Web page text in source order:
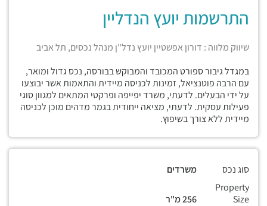
התרשמות יועץ הנדליין
שיווק מלווה : דורון אפשטיין יועץ נדל"ן מנהל נכסים, תל אביב
במגדל גיבור ספורט המכובד והמבוקש בבורסה, נכס גדול ומואר,
עם הרבה פוטנציאל, זמינות לכניסה מיידית והתאמות אשר יבוצעו
על ידי הבעלים. לדעתי, משרד יפייפה ופרקטי המתאים למגוון סוגי
פעילות עסקית. לדעתי, מציאה ייחודית בגמר מדהים מוכן לכניסה
מיידית ללא צורך בשיפוץ.
סוג נכס
משרדים
Property
Size